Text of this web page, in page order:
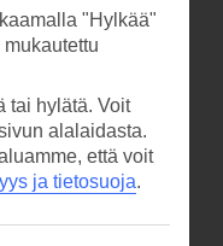
"Hylkää"
tai hylätä. Voit
alalaidasta.
että voit
ja tietosuoja.